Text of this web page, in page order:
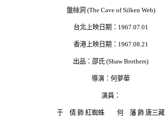
盤絲洞 (The Cave of Silken Web)
台北上映日期：1967.07.01
香港上映日期：1967.08.21
出品：邵氏 (Shaw Brothers)
導演：何夢華
演員：
于 倩 飾 紅蜘蛛 何 藩 飾 唐三藏